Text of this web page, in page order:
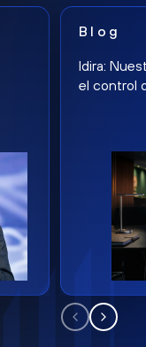
Blog
Idira:
el control